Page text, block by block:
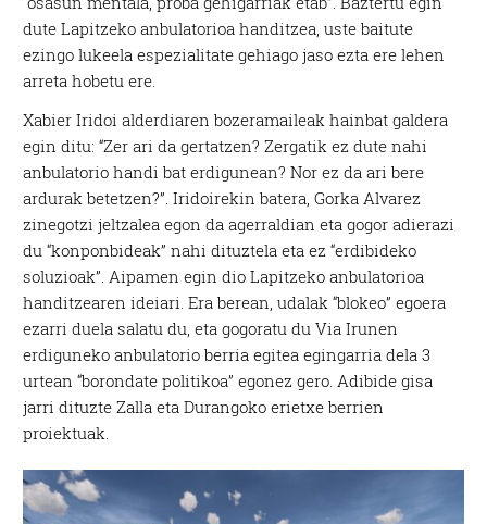
dute Lapitzeko anbulatorioa handitzea, uste baitute
ezingo lukeela espezialitate gehiago jaso ezta ere lehen
arreta hobetu ere.
Xabier Iridoi alderdiaren bozeramaileak hainbat galdera
egin ditu: “Zer ari da gertatzen? Zergatik ez dute nahi
anbulatorio handi bat erdigunean? Nor ez da ari bere
ardurak betetzen?”. Iridoirekin batera, Gorka Alvarez
zinegotzi jeltzalea egon da agerraldian eta gogor adierazi
du “konponbideak” nahi dituztela eta ez “erdibideko
soluzioak”. Aipamen egin dio Lapitzeko anbulatorioa
handitzearen ideiari. Era berean, udalak “blokeo” egoera
ezarri duela salatu du, eta gogoratu du Via Irunen
erdiguneko anbulatorio berria egitea egingarria dela 3
urtean “borondate politikoa” egonez gero. Adibide gisa
jarri dituzte Zalla eta Durangoko erietxe berrien
proiektuak.